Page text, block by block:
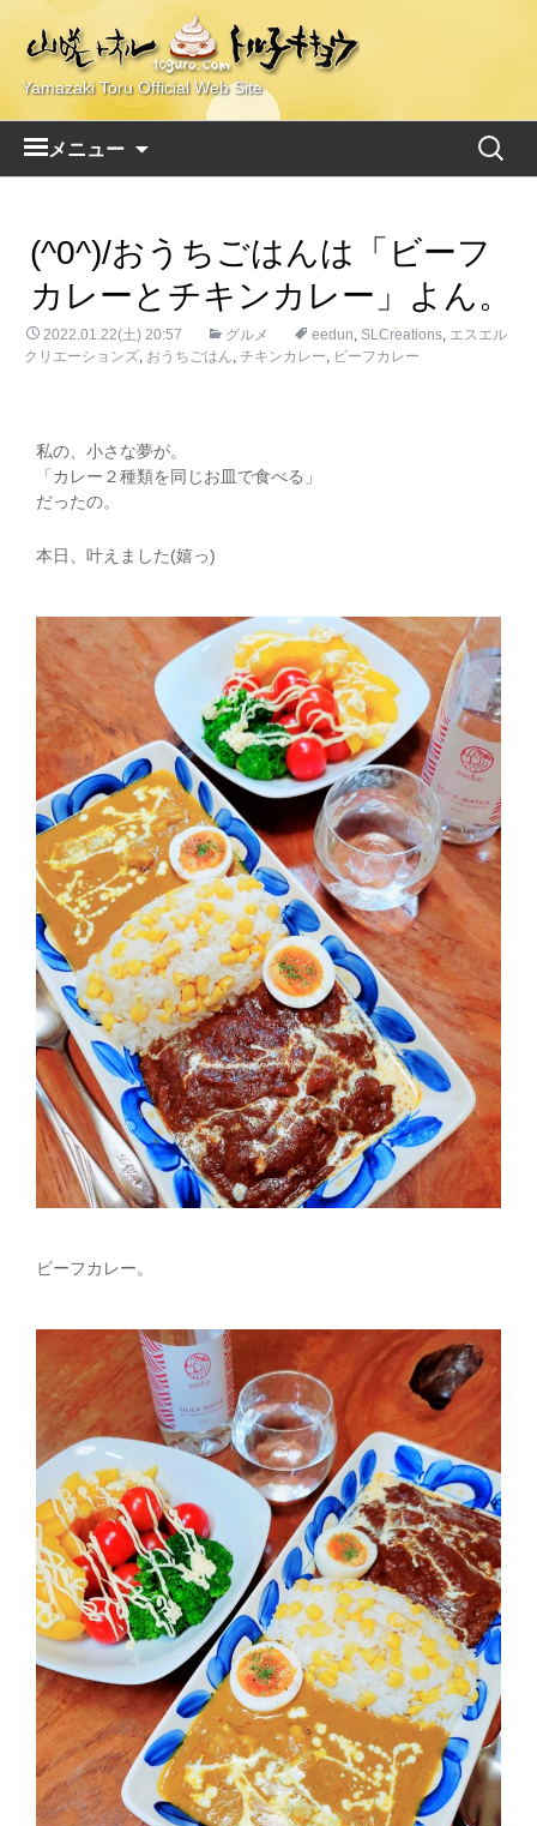
Yamazaki Toru Official Web Site
メニュー
ツ
ス
キ
ッ
検
(^0^)/おうちごはんは「ビーフ
カレーとチキンカレー」よん。
2022.01.22(土) 20:57 グルメ eedun, SLCreations, エスエル
クリエーションズ, おうちごはん, チキンカレー, ビーフカレー
私の、小さな夢が。
「カレー２種類を同じお皿で食べる」
だったの。
本日、叶えました(嬉っ)
ビーフカレー。